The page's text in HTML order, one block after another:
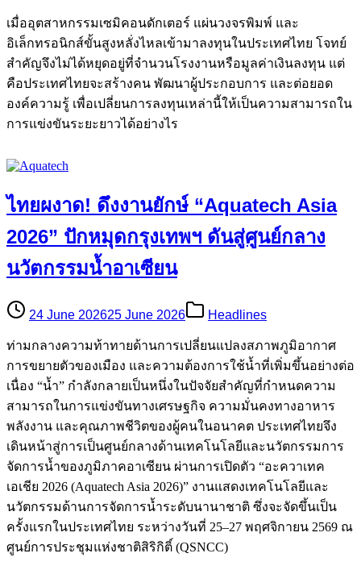
เมื่ออุตสาหกรรมเซมิคอนดักเตอร์ แผ่นวงจรพิมพ์ และ
อิเล็กทรอนิกส์ขั้นสูงหลั่งไหลเข้ามาลงทุนในประเทศไทย โจทย์
สำคัญจึงไม่ได้หยุดอยู่ที่จำนวนโรงงานหรือมูลค่าเงินลงทุน แต่
คือประเทศไทยจะสร้างคน พัฒนาผู้ประกอบการ และต่อยอด
องค์ความรู้ เพื่อเปลี่ยนการลงทุนเหล่านี้ให้เป็นความสามารถใน
การแข่งขันระยะยาวได้อย่างไร
ไทยผงาด! ดึงงานยักษ์ “Aquatech Asia
2026” ปักหมุดกรุงเทพฯ ดันสู่ศูนย์กลาง
นวัตกรรมน้ำอาเซียน
24 June 202625 June 2026 Headlines
ท่ามกลางความท้าทายด้านการเปลี่ยนแปลงสภาพภูมิอากาศ
การขยายตัวของเมือง และความต้องการใช้น้ำที่เพิ่มขึ้นอย่างต่อ
เนื่อง “น้ำ” กำลังกลายเป็นหนึ่งในปัจจัยสำคัญที่กำหนดความ
สามารถในการแข่งขันทางเศรษฐกิจ ความมั่นคงทางอาหาร
พลังงาน และคุณภาพชีวิตของผู้คนในอนาคต ประเทศไทยจึง
เดินหน้าสู่การเป็นศูนย์กลางด้านเทคโนโลยีและนวัตกรรมการ
จัดการน้ำของภูมิภาคอาเซียน ผ่านการเปิดตัว “อะควาเทค
เอเชีย 2026 (Aquatech Asia 2026)” งานแสดงเทคโนโลยีและ
นวัตกรรมด้านการจัดการน้ำระดับนานาชาติ ซึ่งจะจัดขึ้นเป็น
ครั้งแรกในประเทศไทย ระหว่างวันที่ 25–27 พฤศจิกายน 2569 ณ
ศูนย์การประชุมแห่งชาติสิริกิติ์ (QSNCC)